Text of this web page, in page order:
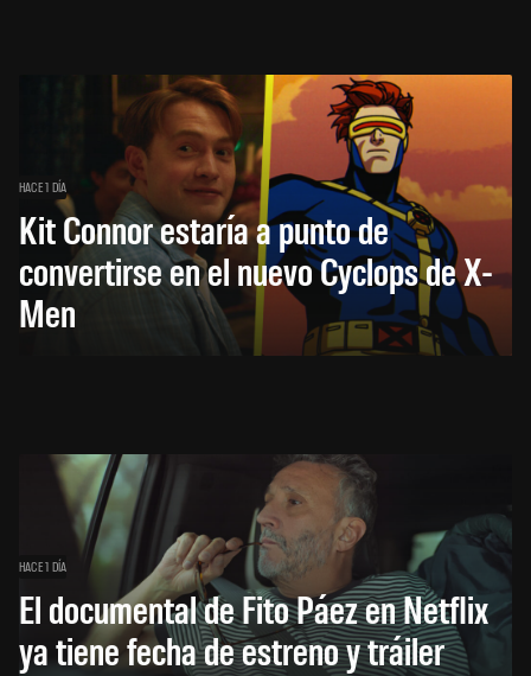
HACE 1 DÍA
Kit Connor estaría a punto de
convertirse en el nuevo Cyclops de X-
Men
HACE 1 DÍA
El documental de Fito Páez en Netflix
ya tiene fecha de estreno y tráiler